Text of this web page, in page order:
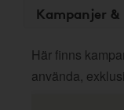
Kampanjer
Här finns
använda,